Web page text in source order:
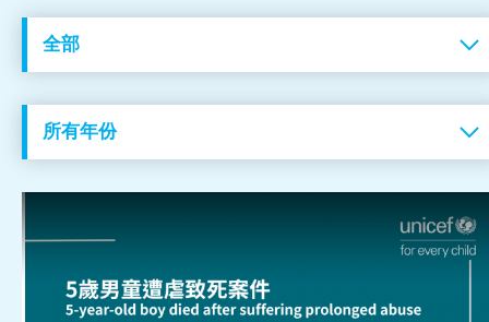
關於我們
最新消息